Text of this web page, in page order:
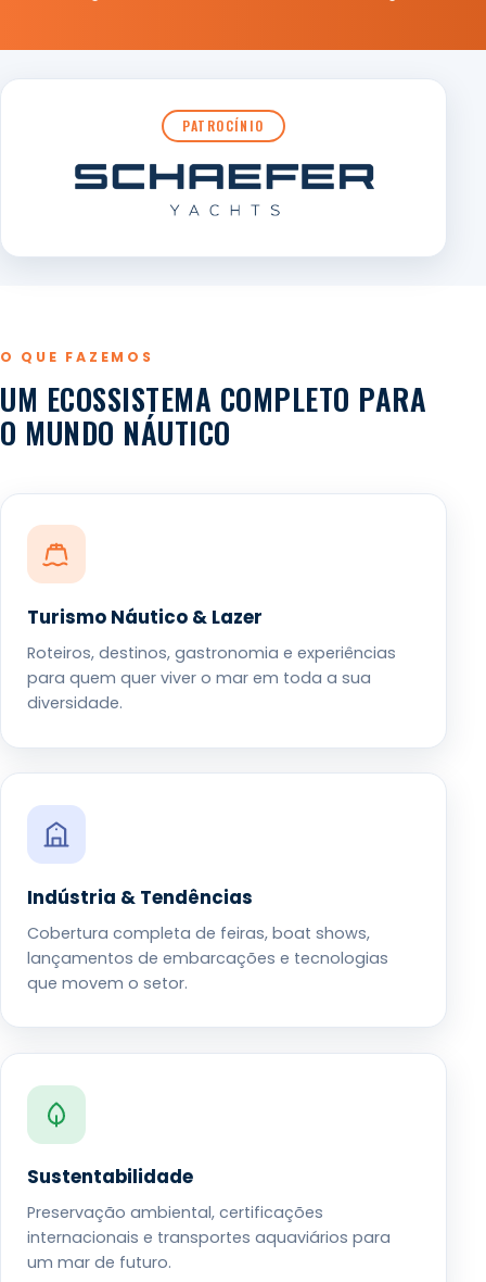
PATROCÍNIO
O QUE FAZEMOS
UM ECOSSISTEMA COMPLETO PARA
O MUNDO NÁUTICO
Turismo Náutico & Lazer
Roteiros, destinos, gastronomia e experiências
para quem quer viver o mar em toda a sua
diversidade.
Indústria & Tendências
Cobertura completa de feiras, boat shows,
lançamentos de embarcações e tecnologias
que movem o setor.
Sustentabilidade
Preservação ambiental, certificações
internacionais e transportes aquaviários para
um mar de futuro.